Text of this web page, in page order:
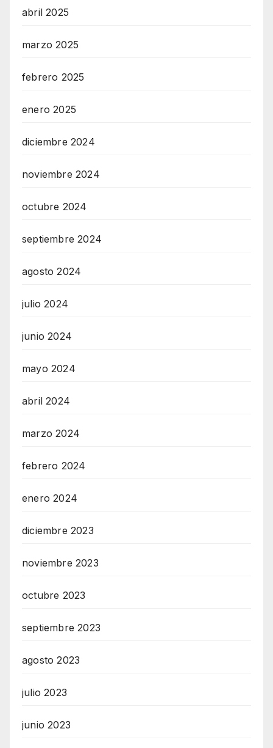
abril 2025
marzo 2025
febrero 2025
enero 2025
diciembre 2024
noviembre 2024
octubre 2024
septiembre 2024
agosto 2024
julio 2024
junio 2024
mayo 2024
abril 2024
marzo 2024
febrero 2024
enero 2024
diciembre 2023
noviembre 2023
octubre 2023
septiembre 2023
agosto 2023
julio 2023
junio 2023